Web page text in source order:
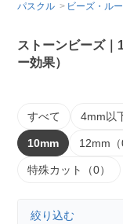
パスクル ビーズ・ル
ストーンビーズ｜
ー効果）
すべて 4mm以
10mm 12mm（
特殊カット（0）
絞り込む